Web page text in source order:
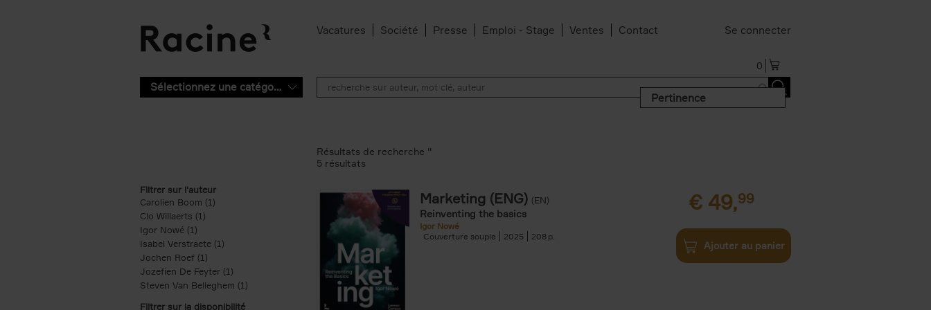
Vacatures Société Presse Emploi - Stage Ventes Contact Se connecter
0
Sélectionnez une catégorie
Pertinence
Filtrer sur l'auteur
Carolien Boom (1)
Clo Willaerts (1)
Igor Nowé (1)
Isabel Verstraete (1) Apply Isabel Verstraete filter
Jochen Roef (1)
Jozefien De Feyter (1) Apply Jozefien De Feyter filter
Steven Van Belleghem (1) Apply Steven Van Belleghem filter
Filtrer sur la disponibilité
Résultats de recherche ''
5 résultats
Marketing (ENG) (EN)
Reinventing the basics
Igor Nowé
Couverture souple
2025 208
€ 49,99
Ajouter au panier